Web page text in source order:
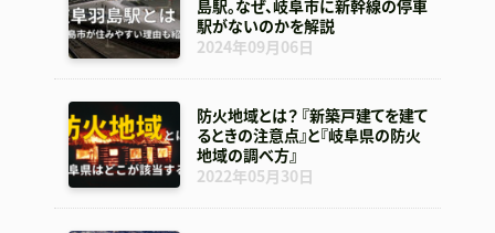
島駅。なぜ、岐阜市に新幹線の停車
駅がないのかを解説
2024年09月06日
防火地域とは？ 『新築戸建てを建て
るときの注意点』と『岐阜県の防火
地域の調べ方』
2022年05月30日